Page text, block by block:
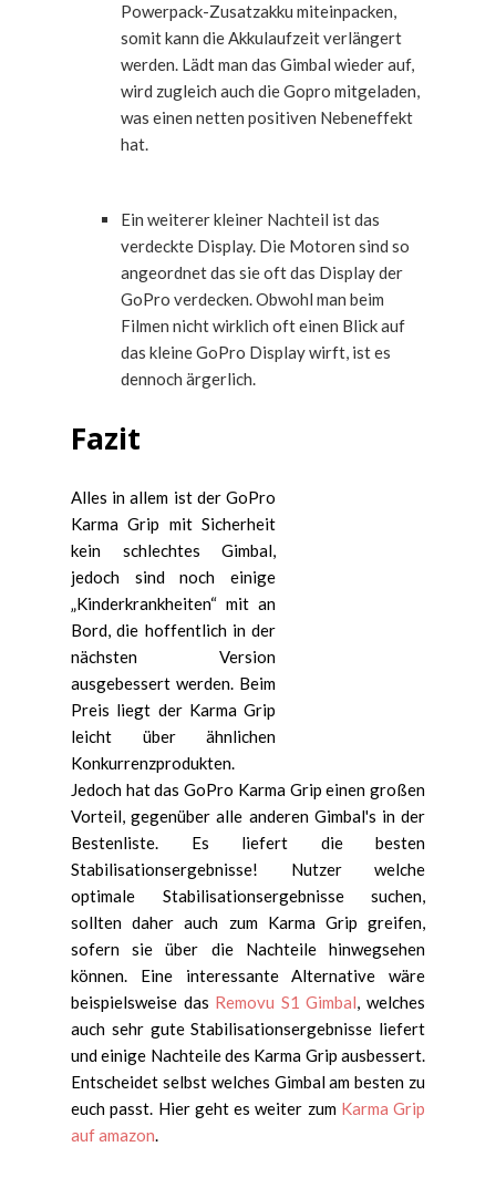
Powerpack-Zusatzakku miteinpacken,
somit kann die Akkulaufzeit verlängert
werden. Lädt man das Gimbal wieder auf,
wird zugleich auch die Gopro mitgeladen,
was einen netten positiven Nebeneffekt
hat.
Ein weiterer kleiner Nachteil ist das
verdeckte Display. Die Motoren sind so
angeordnet das sie oft das Display der
GoPro verdecken. Obwohl man beim
Filmen nicht wirklich oft einen Blick auf
das kleine GoPro Display wirft, ist es
dennoch ärgerlich.
Fazit
Alles in allem ist der GoPro
Karma Grip mit Sicherheit
kein schlechtes Gimbal,
jedoch sind noch einige
„Kinderkrankheiten“ mit an
Bord, die hoffentlich in der
nächsten Version
ausgebessert werden. Beim
Preis liegt der Karma Grip
leicht über ähnlichen
Konkurrenzprodukten.
Jedoch hat das GoPro Karma Grip einen großen
Vorteil, gegenüber alle anderen Gimbal's in der
Bestenliste. Es liefert die besten
Stabilisationsergebnisse! Nutzer welche
optimale Stabilisationsergebnisse suchen,
sollten daher auch zum Karma Grip greifen,
sofern sie über die Nachteile hinwegsehen
können. Eine interessante Alternative wäre
beispielsweise das Removu S1 Gimbal, welches
auch sehr gute Stabilisationsergebnisse liefert
und einige Nachteile des Karma Grip ausbessert.
Entscheidet selbst welches Gimbal am besten zu
euch passt. Hier geht es weiter zum Karma Grip
auf amazon.